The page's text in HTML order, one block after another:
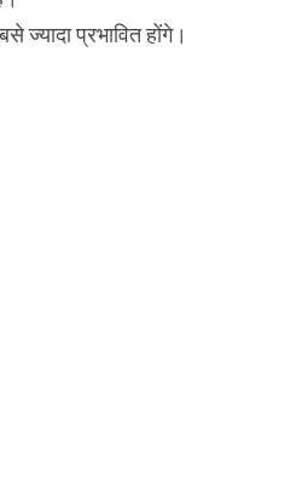
ज्यादा प्रभावित होंगे।